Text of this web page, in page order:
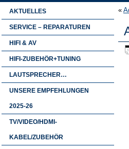
AKTUELLES
SERVICE – REPARATUREN
HIFI & AV
HIFI-ZUBEHÖR+TUNING
LAUTSPRECHER…
UNSERE EMPFEHLUNGEN
2025-26
TV/VIDEO/HDMI-
KABEL/ZUBEHÖR
«